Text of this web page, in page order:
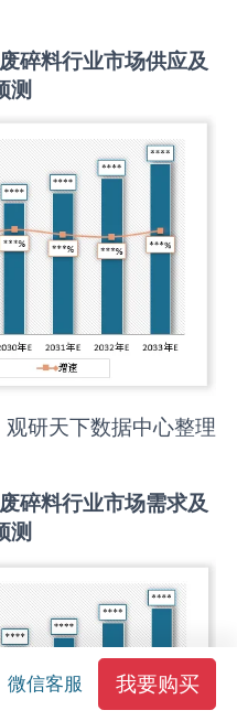
碎料行业市场供应及
测
研天下数据中心整理
碎料行业市场需求及
测
微信客服 我要购买